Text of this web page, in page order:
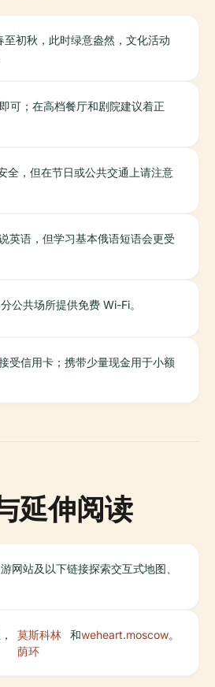
至初秋，此时绿意盎然，文化活动
可；在高档餐厅和剧院建议着正
全，但在节日或公共交通上请注意
英语，但学习基本俄语短语会更受
公共场所提供免费 Wi-Fi。
受信用卡；携带少量现金用于小额
延伸阅读
网站及以下链接探索交互式地图、
莫斯科林
荫环
和weheart.moscow。